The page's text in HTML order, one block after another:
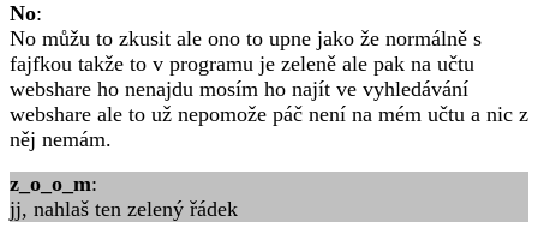
No:
No můžu to zkusit ale ono to upne jako že normálně s
fajfkou takže to v programu je zeleně ale pak na učtu
webshare ho nenajdu mosím ho najít ve vyhledávání
webshare ale to už nepomože páč není na mém učtu a nic z
něj nemám.
z_o_o_m:
jj, nahlaš ten zelený řádek